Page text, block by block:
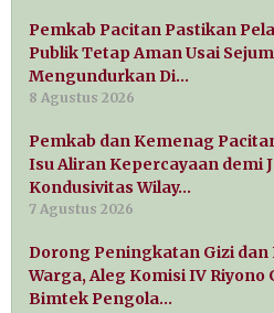
Pemkab Pacitan Pastikan
Publik Tetap Aman Usai
Mengundurkan Di…
8 Agustus 2026
Pemkab dan Kemenag
Isu Aliran Kepercayaan demi
Kondusivitas Wilay…
7 Agustus 2026
Dorong Peningkatan Gizi dan
Warga, Aleg Komisi IV Riyono
Bimtek Pengola…